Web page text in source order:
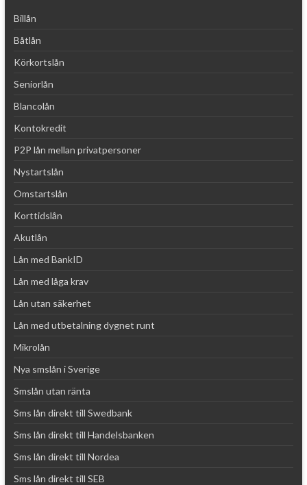
Billån
Båtlån
Körkortslån
Seniorlån
Blancolån
Kontokredit
P2P lån mellan privatpersoner
Nystartslån
Omstartslån
Korttidslån
Akutlån
Lån med BankID
Lån med låga krav
Lån utan säkerhet
Lån med utbetalning dygnet runt
Mikrolån
Nya smslån i Sverige
Smslån utan ränta
Sms lån direkt till Swedbank
Sms lån direkt till Handelsbanken
Sms lån direkt till Nordea
Sms lån direkt till SEB